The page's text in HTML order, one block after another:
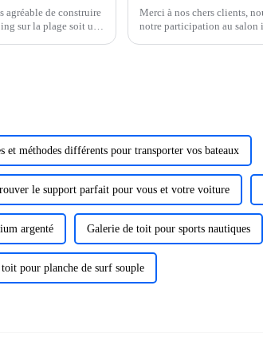
agréable de construire
sur la plage soit une
Merci à nos chers clients,
notre participation au salon
et méthodes différents pour transporter vos bateaux
le support parfait pour vous et votre voiture
argenté Galerie de toit pour sports nautiques
toit pour planche de surf souple